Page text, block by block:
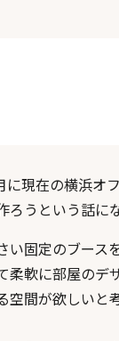
に現在の横浜オ
ろうという話に
い固定のブース
柔軟に部屋のデ
空間が欲しいと